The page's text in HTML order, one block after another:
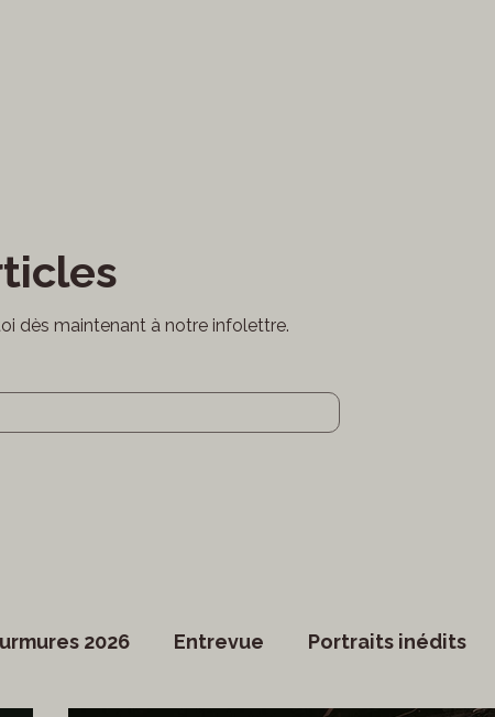
dès maintenant à notre infolettre.
2026 Entrevue Portraits inédits